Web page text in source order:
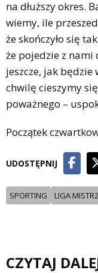
na dłuższy okres.
wiemy, ile
że skończyło się
że pojedzie z nami
jeszcze, jak będzie
chwilę cieszymy
poważnego –
Początek
UDOSTĘPNIJ
SPORTING LIGA
CZYTAJ